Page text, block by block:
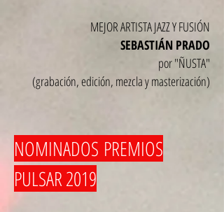
MEJOR ARTISTA JAZZ Y FUSIÓN
SEBASTIÁN PRADO
por "ÑUSTA"
(grabación, edición, mezcla y masterización)
NOMINADOS PREMIOS
PULSAR 2019